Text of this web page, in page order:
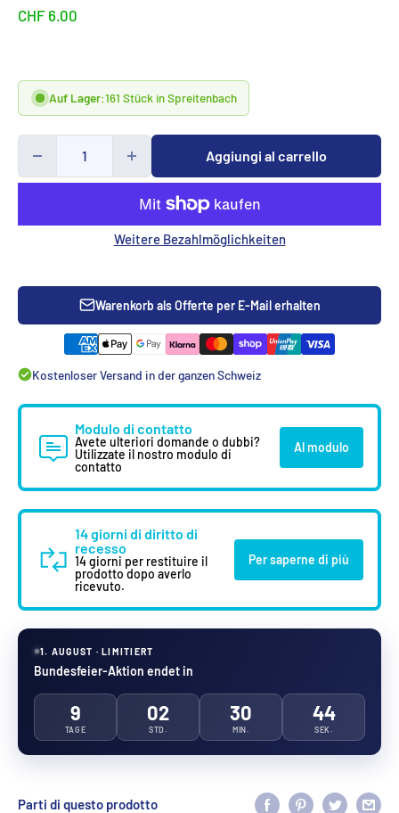
CHF 6.00
Auf Lager:161 Stück in Spreitenbach
Aggiungi al carrello
Weitere Bezahlmöglichkeiten
Warenkorb als Offerte per E-Mail erhalten
Kostenloser Versand in der ganzen Schweiz
Modulo di contatto
Avete ulteriori domande o dubbi?
Utilizzate il nostro modulo di
contatto
Al modulo
14 giorni di diritto di
recesso
14 giorni per restituire il
prodotto dopo averlo
ricevuto.
Per saperne di più
1. AUGUST · LIMITIERT
Bundesfeier-Aktion endet in
9
TAGE
02
STD.
30
MIN.
43
SEK.
Parti di questo prodotto